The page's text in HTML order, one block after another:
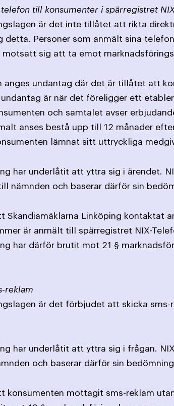
till konsumenter i spärregistret
är det inte tillåtet att rikta
Personer som anmält sina
motsatt sig att ta emot
anges undantag där det är tillåtet att
är när det föreligger ett
och samtalet avser
anses bestå upp till 12 månader
lämnat sitt uttryckliga
har underlåtit att yttra sig i ärendet.
nämnden och baserar därför sin
Skandiamäklarna Linköping kontaktat
är anmält till spärregistret NIX-
har därför brutit mot 21 §
reklam
är det förbjudet att skicka
har underlåtit att yttra sig i frågan.
och baserar därför sin
konsumenten mottagit sms-reklam